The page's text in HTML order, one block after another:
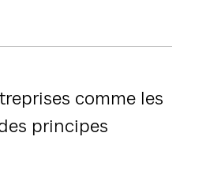
comme les
principes